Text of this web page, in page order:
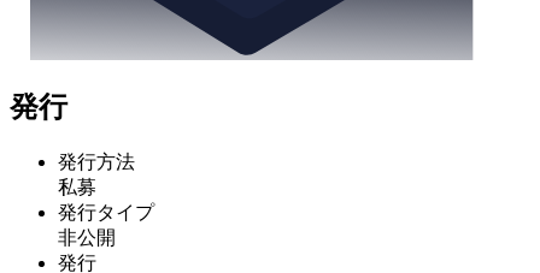
発行
発行方法
私募
発行タイプ
非公開
発行